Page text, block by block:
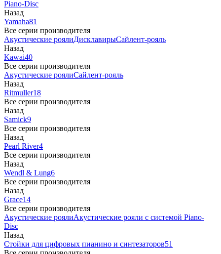
Piano-Disc
Назад
Yamaha81
Все серии производителя
Акустические роялиДисклавирыСайлент-рояль
Назад
Kawai40
Все серии производителя
Акустические роялиСайлент-рояль
Назад
Ritmuller18
Все серии производителя
Назад
Samick9
Все серии производителя
Назад
Pearl River4
Все серии производителя
Назад
Wendl & Lung6
Все серии производителя
Назад
Grace14
Все серии производителя
Акустические роялиАкустические рояли с системой Piano-
Disc
Назад
Стойки для цифровых пианино и синтезаторов51